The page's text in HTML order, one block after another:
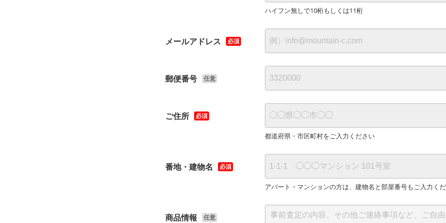
ハイフン無しで10桁もしくは11桁
メールアドレス 必須
郵便番号 任意
ご住所 必須
都道府県・市区町村をご入力ください
番地・建物名 必須
アパート・マンションの方は、建物名と部屋番号もご入力く
商品情報 任意